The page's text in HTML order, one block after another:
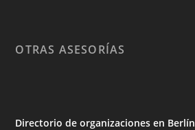
OTRAS ASESORÍAS
Directorio de organizaciones en Berlín